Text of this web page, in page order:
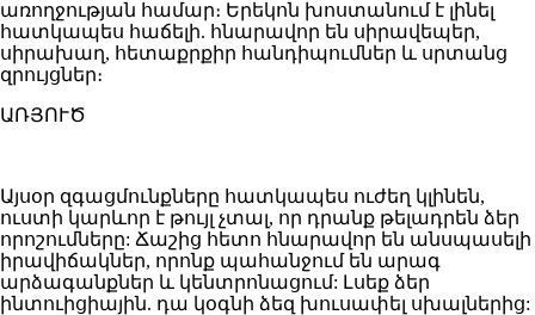
առողջության համար։ Երեկոն խոստանում է լինել
հատկապես հաճելի. հնարավոր են սիրավեպեր,
սիրախաղ, հետաքրքիր հանդիպումներ և սրտանց
զրույցներ։
ԱՌՅՈՒԾ
Այսօր զգացմունքները հատկապես ուժեղ կլինեն,
ուստի կարևոր է թույլ չտալ, որ դրանք թելադրեն ձեր
որոշումները: Ճաշից հետո հնարավոր են անսպասելի
իրավիճակներ, որոնք պահանջում են արագ
արձագանքներ և կենտրոնացում: Լսեք ձեր
ինտուիցիային. դա կօգնի ձեզ խուսափել սխալներից: